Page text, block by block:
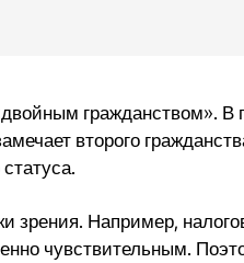
гражданством». В
второго
Например,
чувствительным.